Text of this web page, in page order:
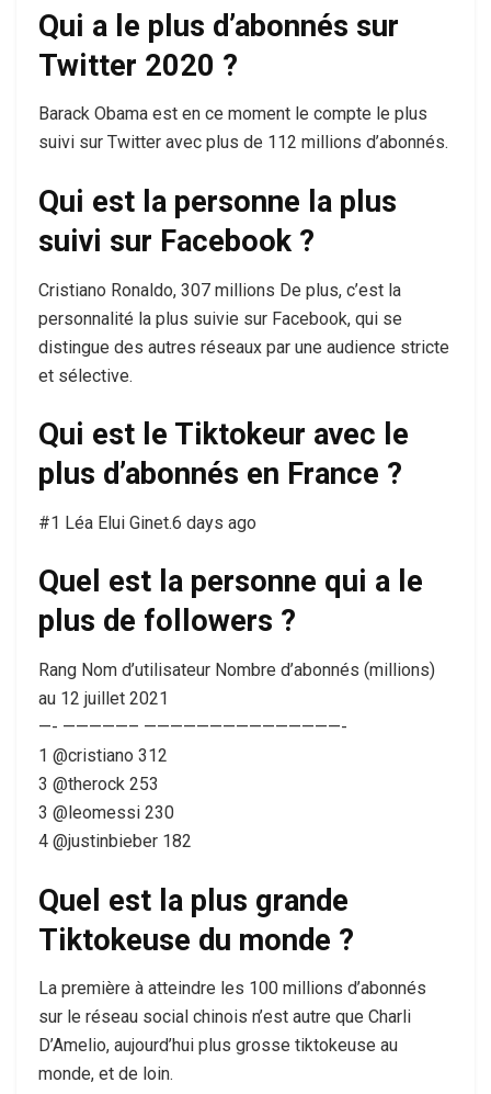
Qui a le plus d’abonnés sur
Twitter 2020 ?
Barack Obama est en ce moment le compte le plus
suivi sur Twitter avec plus de 112 millions d’abonnés.
Qui est la personne la plus
suivi sur Facebook ?
Cristiano Ronaldo, 307 millions De plus, c’est la
personnalité la plus suivie sur Facebook, qui se
distingue des autres réseaux par une audience stricte
et sélective.
Qui est le Tiktokeur avec le
plus d’abonnés en France ?
#1 Léa Elui Ginet.6 days ago
Quel est la personne qui a le
plus de followers ?
Rang Nom d’utilisateur Nombre d’abonnés (millions)
au 12 juillet 2021
—- —————– ———————————————-
1 @cristiano 312
3 @therock 253
3 @leomessi 230
4 @justinbieber 182
Quel est la plus grande
Tiktokeuse du monde ?
La première à atteindre les 100 millions d’abonnés
sur le réseau social chinois n’est autre que Charli
D’Amelio, aujourd’hui plus grosse tiktokeuse au
monde, et de loin.